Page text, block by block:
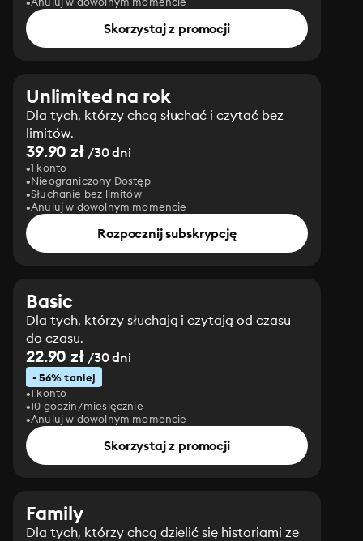
Skorzystaj z promocji
Unlimited na rok
Dla tych, którzy chcą słuchać i czytać bez
limitów.
39.90 zł/30 dni
1 konto
Nieograniczony Dostęp
Słuchanie bez limitów
Anuluj w dowolnym momencie
Rozpocznij subskrypcję
Basic
Dla tych, którzy słuchają i czytają od czasu
do czasu.
22.90 zł/30 dni
- 56% taniej
1 konto
10 godzin/miesięcznie
Anuluj w dowolnym momencie
Skorzystaj z promocji
Family
Dla tych, którzy chcą dzielić się historiami ze